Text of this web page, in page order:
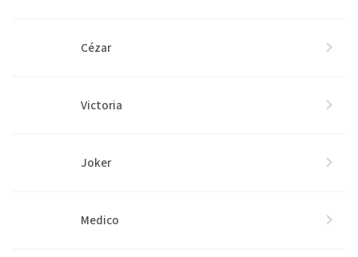
Cézar
Victoria
Joker
Medico